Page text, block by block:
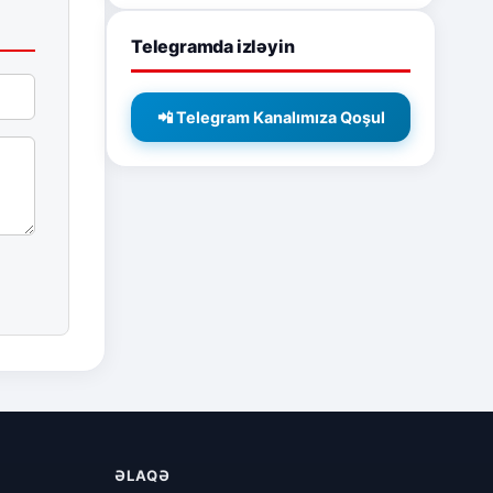
Telegramda izləyin
📲 Telegram Kanalımıza Qoşul
ƏLAQƏ